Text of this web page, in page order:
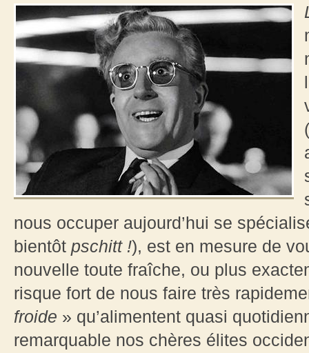
nous occuper aujourd’hui se
bientôt pschitt !), est en mesure de
nouvelle toute fraîche, ou plus
risque fort de nous faire très
froide » qu’alimentent quasi
remarquable nos chères élites